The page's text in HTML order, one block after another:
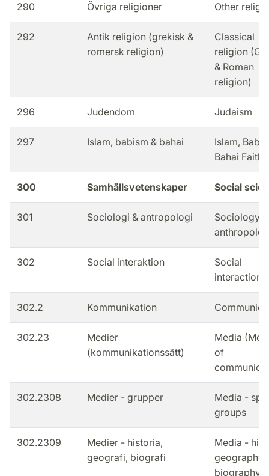
290 Övriga religioner Other
292
Antik religion (grekisk &
romersk religion)
Classical
religion
& Roman
religion)
296 Judendom Judaism
297 Islam, babism & bahai
Islam,
Bahai Faith
300 Samhällsvetenskaper Social
301 Sociologi & antropologi
Sociology &
302 Social interaktion
Social
interaction
302.2 Kommunikation
302.23
Medier
(kommunikationssätt)
Media
of
302.2308 Medier - grupper
Media -
groups
302.2309
Medier - historia,
geografi, biografi
Media -
geography,
biography